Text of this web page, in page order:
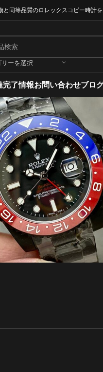
同等品質のロレックスコピー時計
リーを選択
完了情報お問い合わせブロ